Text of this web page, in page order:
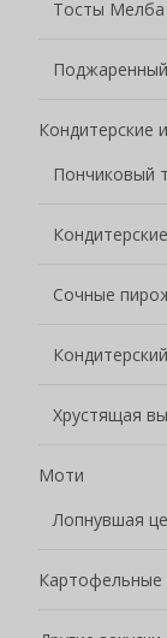
Тосты Мелба
Кондитерские
Пончиковый
Сочные
Хрустящая
Моти
Лопнувшая
Картофельные